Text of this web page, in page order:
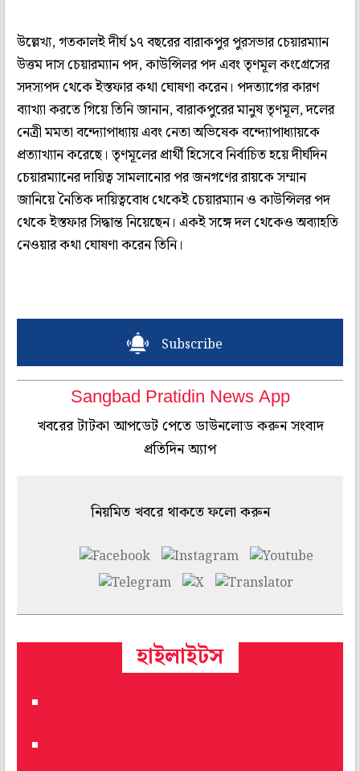
উল্লেখ্য, গতকালই দীর্ঘ ১৭ বছরের বারাকপুর পুরসভার চেয়ারম্যান
উত্তম দাস চেয়ারম্যান পদ, কাউন্সিলর পদ এবং তৃণমূল কংগ্রেসের
সদস্যপদ থেকে ইস্তফার কথা ঘোষণা করেন। পদত্যাগের কারণ
ব্যাখ্যা করতে গিয়ে তিনি জানান, বারাকপুরের মানুষ তৃণমূল, দলের
নেত্রী মমতা বন্দ্যোপাধ্যায় এবং নেতা অভিষেক বন্দ্যোপাধ্যায়কে
প্রত্যাখ্যান করেছে। তৃণমূলের প্রার্থী হিসেবে নির্বাচিত হয়ে দীর্ঘদিন
চেয়ারম্যানের দায়িত্ব সামলানোর পর জনগণের রায়কে সম্মান
জানিয়ে নৈতিক দায়িত্ববোধ থেকেই চেয়ারম্যান ও কাউন্সিলর পদ
থেকে ইস্তফার সিদ্ধান্ত নিয়েছেন। একই সঙ্গে দল থেকেও অব্যাহতি
নেওয়ার কথা ঘোষণা করেন তিনি।
Subscribe
Sangbad Pratidin News App
খবরের টাটকা আপডেট পেতে ডাউনলোড করুন সংবাদ
প্রতিদিন অ্যাপ
নিয়মিত খবরে থাকতে ফলো করুন
হাইলাইটস